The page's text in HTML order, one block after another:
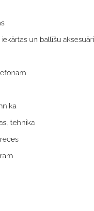
un ballīšu aksesuāri
tehnika